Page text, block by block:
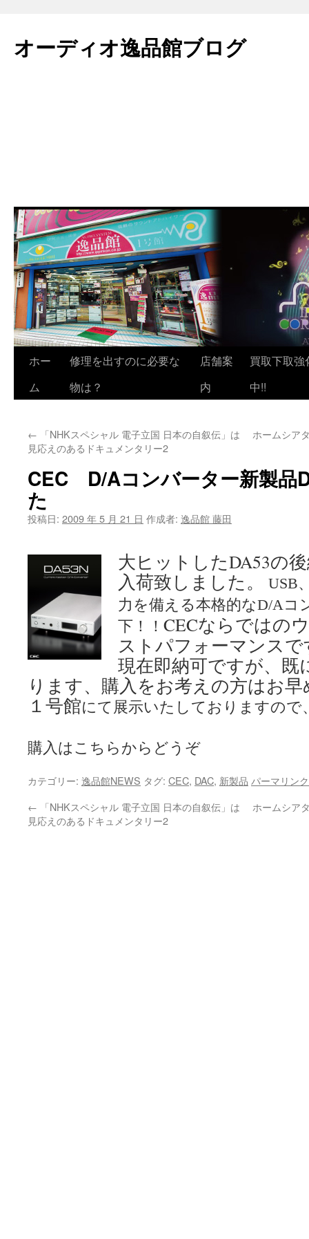
テ
ン
オーディオ逸品館ブログ
ホー
ム
修理を出すのに必要な
物は？
店舗案
内
買取下取強
中!!
← 「NHKスペシャル 電子立国 日本の自叙伝」は
見応えのあるドキュメンタリー2
ホームシア
CEC D/Aコンバーター新製品
た
投稿日: 2009 年 5 月 21 日 作成者: 逸品館 藤田
大ヒットしたDA53の
入荷致しました。
USB
力を備える本格的なD/Aコ
下！！ CECならではの
ストパフォーマンスで
現在即納可ですが、既
ります、購入をお考えの方はお
１号館にて展示いたしておりますので
購入はこちらからどうぞ
カテゴリー: 逸品館NEWS タグ: CEC, DAC, 新製品 パーマリンク
← 「NHKスペシャル 電子立国 日本の自叙伝」は
見応えのあるドキュメンタリー2
ホームシア